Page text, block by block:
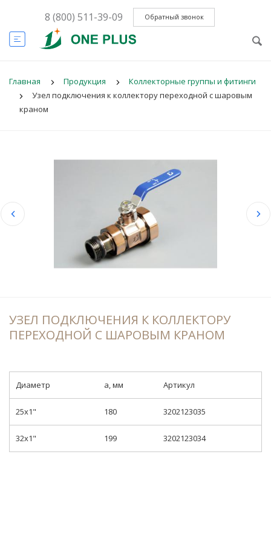
8 (800) 511-39-09 Обратный звонок
Главная Продукция
Коллекторные группы и фитинги
Узел подключения к коллектору переходной с шаровым
краном
УЗЕЛ ПОДКЛЮЧЕНИЯ К КОЛЛЕКТОРУ
ПЕРЕХОДНОЙ С ШАРОВЫМ КРАНОМ
Диаметр a, мм Артикул
25x1" 180 3202123035
32x1" 199 3202123034